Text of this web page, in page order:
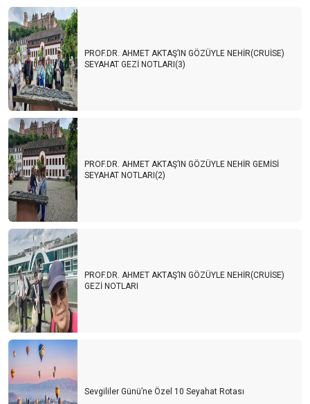
PROF.DR. AHMET AKTAŞ’IN GÖZÜYLE NEHİR(CRUİSE)
SEYAHAT GEZİ NOTLARI(3)
PROF.DR. AHMET AKTAŞ’IN GÖZÜYLE NEHİR GEMİSİ
SEYAHAT NOTLARI(2)
PROF.DR. AHMET AKTAŞ’IN GÖZÜYLE NEHİR(CRUİSE)
GEZİ NOTLARI
Sevgililer Günü’ne Özel 10 Seyahat Rotası